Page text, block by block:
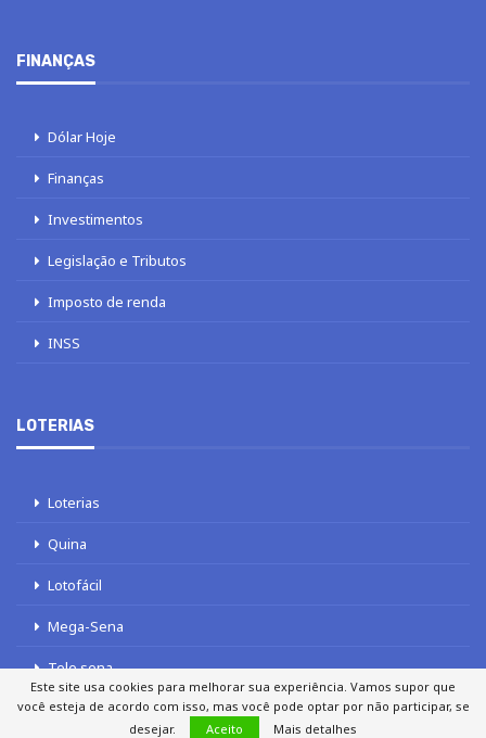
FINANÇAS
Dólar Hoje
Finanças
Investimentos
Legislação e Tributos
Imposto de renda
INSS
LOTERIAS
Loterias
Quina
Lotofácil
Mega-Sena
Tele sena
Este site usa cookies para melhorar sua experiência. Vamos supor que
você esteja de acordo com isso, mas você pode optar por não participar, se
desejar.
Aceito Mais detalhes